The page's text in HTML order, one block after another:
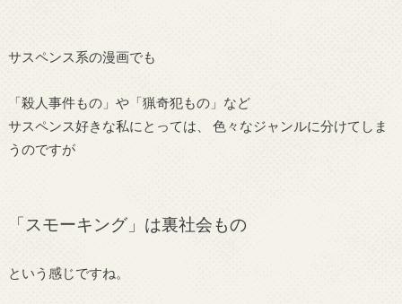
サスペンス系の漫画でも
「殺人事件もの」や「猟奇犯もの」など
サスペンス好きな私にとっては、 色々なジャンルに分けてしま
うのですが
「スモーキング」は裏社会もの
という感じですね。